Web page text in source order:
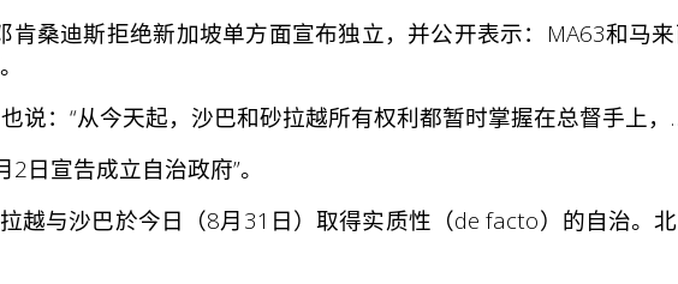
桑迪斯拒绝新加坡单方面宣布独立，并公开表示：MA63和马
：“从今天起，沙巴和砂拉越所有权利都暂时掌握在总督手上
宣告成立自治政府”。
越与沙巴於今日（8月31日）取得实质性（de facto）的自治。